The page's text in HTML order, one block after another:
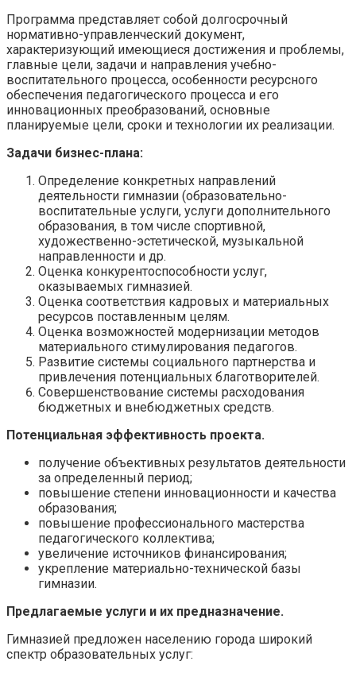
Программа представляет собой долгосрочный
нормативно-управленческий документ,
характеризующий имеющиеся достижения и проблемы,
главные цели, задачи и направления учебно-
воспитательного процесса, особенности ресурсного
обеспечения педагогического процесса и его
инновационных преобразований, основные
планируемые цели, сроки и технологии их реализации.
Задачи бизнес-плана:
Определение конкретных направлений
деятельности гимназии (образовательно-
воспитательные услуги, услуги дополнительного
образования, в том числе спортивной,
художественно-эстетической, музыкальной
направленности и др.
Оценка конкурентоспособности услуг,
оказываемых гимназией.
Оценка соответствия кадровых и материальных
ресурсов поставленным целям.
Оценка возможностей модернизации методов
материального стимулирования педагогов.
Развитие системы социального партнерства и
привлечения потенциальных благотворителей.
Совершенствование системы расходования
бюджетных и внебюджетных средств.
Потенциальная эффективность проекта.
получение объективных результатов деятельности
за определенный период;
повышение степени инновационности и качества
образования;
повышение профессионального мастерства
педагогического коллектива;
увеличение источников финансирования;
укрепление материально-технической базы
гимназии.
Предлагаемые услуги и их предназначение.
Гимназией предложен населению города широкий
спектр образовательных услуг: